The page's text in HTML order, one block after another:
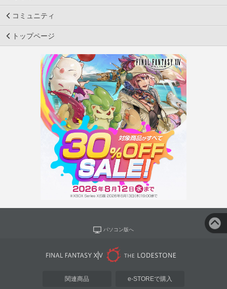
コミュニティ
トップページ
パソコン版へ
関連商品 e-STOREで購入